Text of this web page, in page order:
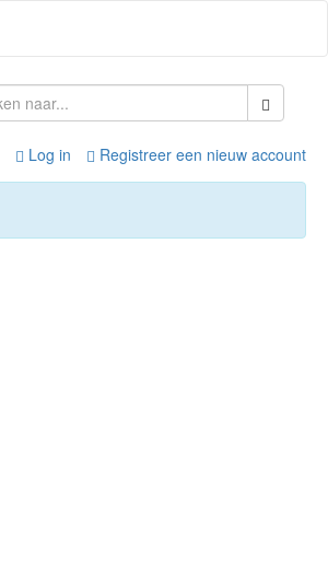
Log in Registreer een nieuw account